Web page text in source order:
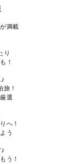
満載
り
！
旅！
選
へ！
う
う！